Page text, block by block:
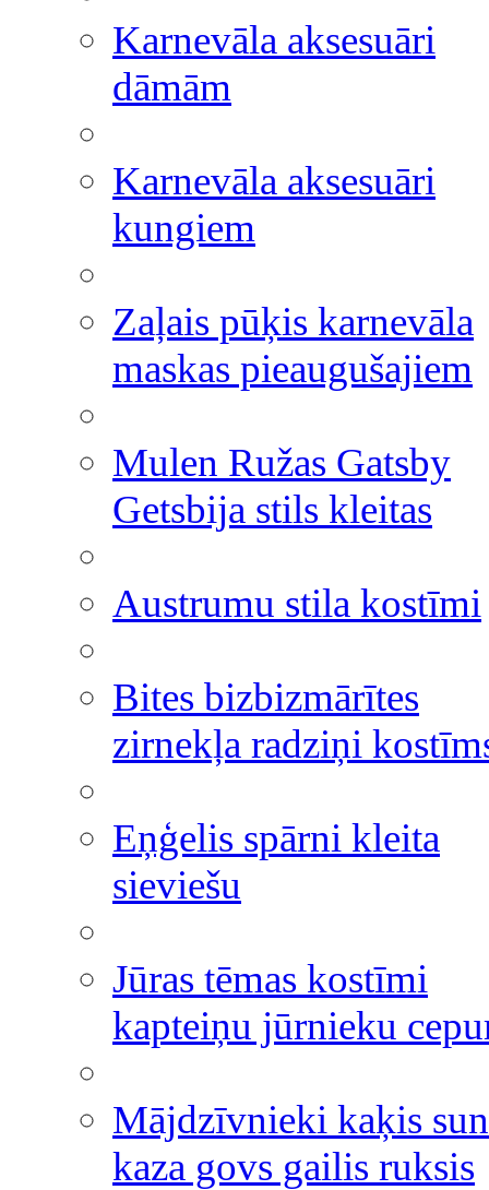
Karnevāla aksesuāri
dāmām
Karnevāla aksesuāri
kungiem
Zaļais pūķis karnevāla
maskas pieaugušajiem
Mulen Ružas Gatsby
Getsbija stils kleitas
Austrumu stila kostīmi
Bites bizbizmārītes
zirnekļa radziņi
Eņģelis spārni kleita
sieviešu
Jūras tēmas kostīmi
kapteiņu jūrnieku
Mājdzīvnieki kaķis
kaza govs gailis ruksis